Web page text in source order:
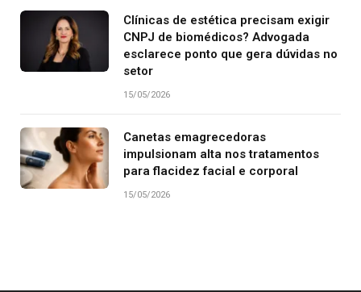
Clínicas de estética precisam exigir
CNPJ de biomédicos? Advogada
esclarece ponto que gera dúvidas no
setor
15/05/2026
Canetas emagrecedoras
impulsionam alta nos tratamentos
para flacidez facial e corporal
15/05/2026